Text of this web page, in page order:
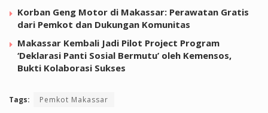
Korban Geng Motor di Makassar: Perawatan Gratis
dari Pemkot dan Dukungan Komunitas
Makassar Kembali Jadi Pilot Project Program
‘Deklarasi Panti Sosial Bermutu’ oleh Kemensos,
Bukti Kolaborasi Sukses
Tags: Pemkot Makassar